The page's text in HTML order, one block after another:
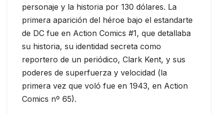
personaje y la historia por 130 dólares. La
primera aparición del héroe bajo el estandarte
de DC fue en Action Comics #1, que detallaba
su historia, su identidad secreta como
reportero de un periódico, Clark Kent, y sus
poderes de superfuerza y velocidad (la
primera vez que voló fue en 1943, en Action
Comics nº 65).